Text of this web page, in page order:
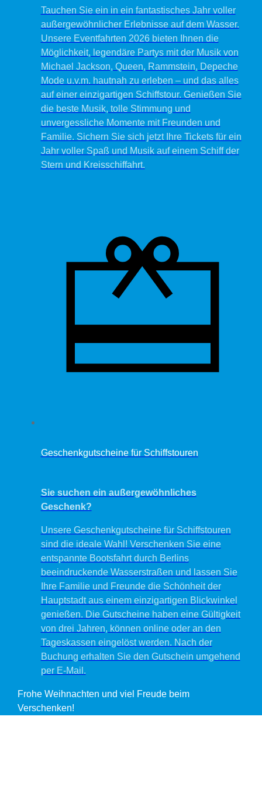
Tauchen Sie ein in ein fantastisches Jahr voller
außergewöhnlicher Erlebnisse auf dem Wasser.
Unsere Eventfahrten 2026 bieten Ihnen die
Möglichkeit, legendäre Partys mit der Musik von
Michael Jackson, Queen, Rammstein, Depeche
Mode u.v.m. hautnah zu erleben – und das alles
auf einer einzigartigen Schiffstour. Genießen Sie
die beste Musik, tolle Stimmung und
unvergessliche Momente mit Freunden und
Familie. Sichern Sie sich jetzt Ihre Tickets für ein
Jahr voller Spaß und Musik auf einem Schiff der
Stern und Kreisschiffahrt.
Geschenkgutscheine für Schiffstouren
Sie suchen ein außergewöhnliches
Geschenk?
Unsere Geschenkgutscheine für Schiffstouren
sind die ideale Wahl! Verschenken Sie eine
entspannte Bootsfahrt durch Berlins
beeindruckende Wasserstraßen und lassen Sie
Ihre Familie und Freunde die Schönheit der
Hauptstadt aus einem einzigartigen Blickwinkel
genießen. Die Gutscheine haben eine Gültigkeit
von drei Jahren, können online oder an den
Tageskassen eingelöst werden. Nach der
Buchung erhalten Sie den Gutschein umgehend
per E-Mail.
Frohe Weihnachten und viel Freude beim
Verschenken!